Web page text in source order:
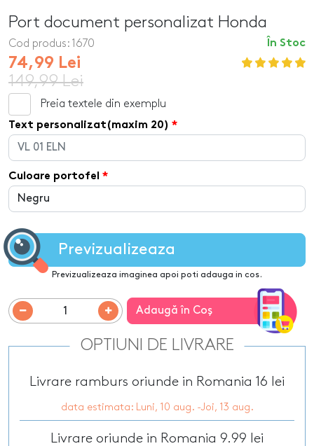
Port document personalizat Honda
În Stoc
Cod produs: 1670
74,99 Lei
149,99 Lei
Preia textele din exemplu
Text personalizat(maxim 20)
Culoare portofel
Previzualizeaza
Previzualizeaza imaginea apoi poti adauga in cos.
Adaugă în Coş
OPTIUNI DE LIVRARE
Livrare ramburs oriunde in Romania 16 lei
data estimata: Luni, 10 aug. -Joi, 13 aug.
Livrare oriunde in Romania 9.99 lei